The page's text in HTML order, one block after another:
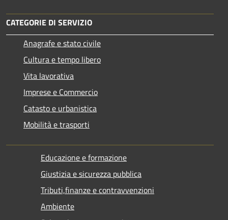
CATEGORIE DI SERVIZIO
Anagrafe e stato civile
Cultura e tempo libero
Vita lavorativa
Imprese e Commercio
Catasto e urbanistica
Mobilità e trasporti
Educazione e formazione
Giustizia e sicurezza pubblica
Tributi,finanze e contravvenzioni
Ambiente